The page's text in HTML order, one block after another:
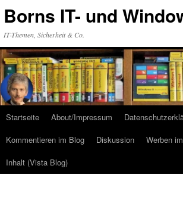
Inhalt
Borns IT- und
IT-Themen, Sicherheit & Co.
Startseite About/Impressum
Kommentieren im Blog
Diskussion Werben
Inhalt (Vista Blog)